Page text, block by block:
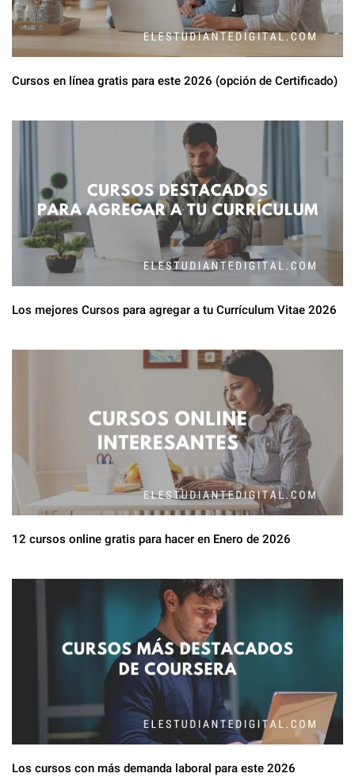
Cursos en línea gratis para este 2026 (opción de Certificado)
Los mejores Cursos para agregar a tu Currículum Vitae 2026
12 cursos online gratis para hacer en Enero de 2026
Los cursos con más demanda laboral para este 2026